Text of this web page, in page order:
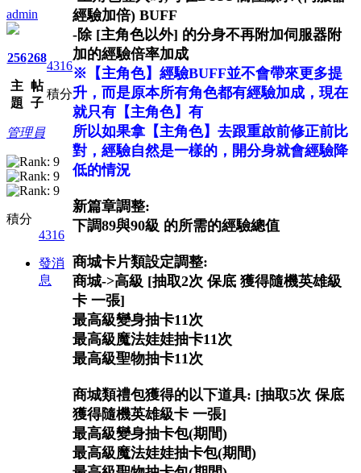
admin
256
主
題
268
帖
子
4316
積分
管理員
積分
4316
發消
息
經驗加倍) BUFF
-除 [主角色以外] 的分身不再附加伺服器附
加的經驗倍率加成
※【主角色】經驗BUFF並不會帶來更多提
升，而是原本所有角色都有經驗加成，現在
就只有【主角色】有
所以如果拿【主角色】去跟重啟前修正前比
對，經驗自然是一樣的，開分身就會經驗降
低的情況
新篇章調整:
下調89與90級 的所需的經驗總值
商城卡片類設定調整:
商城->高級 [抽取2次 保底 獲得隨機英雄級
卡 一張]
最高級變身抽卡11次
最高級魔法娃娃抽卡11次
最高級聖物抽卡11次
商城類禮包獲得的以下道具: [抽取5次 保底
獲得隨機英雄級卡 一張]
最高級變身抽卡包(期間)
最高級魔法娃娃抽卡包(期間)